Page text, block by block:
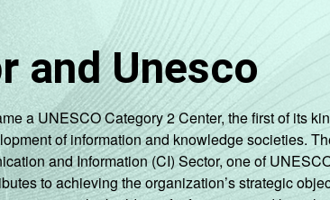
and Unesco
a UNESCO Category 2 Center, the first of its
of information and knowledge societies.
and Information (CI) Sector, one of
to achieving the organization’s strategic